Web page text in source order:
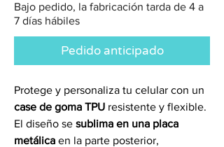
Bajo pedido, la fabricación tarda de 4 a
7 días hábiles
Pedido anticipado
Protege y personaliza tu celular con un
case de goma TPU resistente y flexible.
El diseño se sublima en una placa
metálica en la parte posterior,